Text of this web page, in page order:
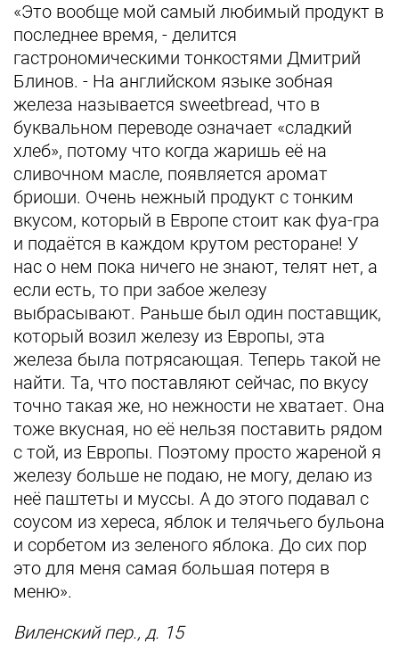
«Это вообще мой самый любимый продукт в
последнее время, - делится
гастрономическими тонкостями Дмитрий
Блинов. - На английском языке зобная
железа называется sweetbread, что в
буквальном переводе означает «сладкий
хлеб», потому что когда жаришь её на
сливочном масле, появляется аромат
бриоши. Очень нежный продукт с тонким
вкусом, который в Европе стоит как фуа-гра
и подаётся в каждом крутом ресторане! У
нас о нем пока ничего не знают, телят нет, а
если есть, то при забое железу
выбрасывают. Раньше был один поставщик,
который возил железу из Европы, эта
железа была потрясающая. Теперь такой не
найти. Та, что поставляют сейчас, по вкусу
точно такая же, но нежности не хватает. Она
тоже вкусная, но её нельзя поставить рядом
с той, из Европы. Поэтому просто жареной я
железу больше не подаю, не могу, делаю из
неё паштеты и муссы. А до этого подавал с
соусом из хереса, яблок и телячьего бульона
и сорбетом из зеленого яблока. До сих пор
это для меня самая большая потеря в
меню».
Виленский пер., д. 15